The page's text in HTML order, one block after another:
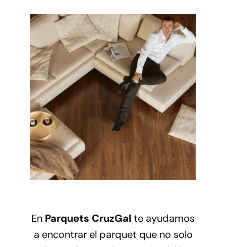
En Parquets CruzGal te ayudamos
a encontrar el parquet que no solo